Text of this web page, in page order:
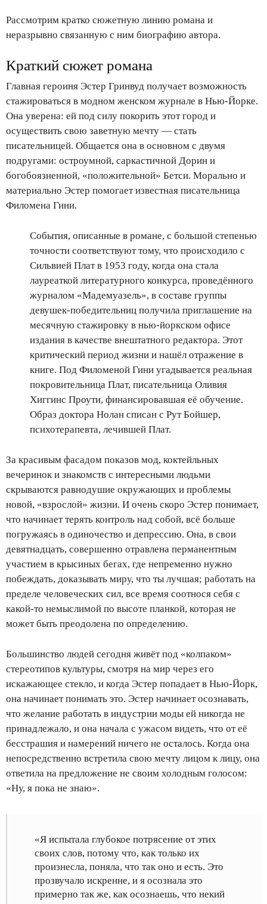
Рассмотрим кратко сюжетную линию романа и
неразрывно связанную с ним биографию автора.
Краткий сюжет романа
Главная героиня Эстер Гринвуд получает возможность
стажироваться в модном женском журнале в Нью-Йорке.
Она уверена: ей под силу покорить этот город и
осуществить свою заветную мечту — стать
писательницей. Общается она в основном с двумя
подругами: остроумной, саркастичной Дорин и
богобоязненной, «положительной» Бетси. Морально и
материально Эстер помогает известная писательница
Филомена Гини.
События, описанные в романе, с большой степенью
точности соответствуют тому, что происходило с
Сильвией Плат в 1953 году, когда она стала
лауреаткой литературного конкурса, проведённого
журналом «Мадемуазель», в составе группы
девушек-победительниц получила приглашение на
месячную стажировку в нью-йоркском офисе
издания в качестве внештатного редактора. Этот
критический период жизни и нашёл отражение в
книге. Под Филоменой Гини угадывается реальная
покровительница Плат, писательница Оливия
Хиггинс Проути, финансировавшая её обучение.
Образ доктора Нолан списан с Рут Бойшер,
психотерапевта, лечившей Плат.
За красивым фасадом показов мод, коктейльных
вечеринок и знакомств с интересными людьми
скрываются равнодушие окружающих и проблемы
новой, «взрослой» жизни. И очень скоро Эстер понимает,
что начинает терять контроль над собой, всё больше
погружаясь в одиночество и депрессию. Она, в свои
девятнадцать, совершенно отравлена перманентным
участием в крысиных бегах, где непременно нужно
побеждать, доказывать миру, что ты лучшая; работать на
пределе человеческих сил, все время соотнося себя с
какой-то немыслимой по высоте планкой, которая не
может быть преодолена по определению.
Большинство людей сегодня живёт под «колпаком»
стереотипов культуры, смотря на мир через его
искажающее стекло, и когда Эстер попадает в Нью-Йорк,
она начинает понимать это. Эстер начинает осознавать,
что желание работать в индустрии моды ей никогда не
принадлежало, и она начала с ужасом видеть, что от её
бесстрашия и намерений ничего не осталось. Когда она
непосредственно встретила свою мечту лицом к лицу, она
ответила на предложение не своим холодным голосом:
«Ну, я пока не знаю».
«Я испытала глубокое потрясение от этих
своих слов, потому что, как только их
произнесла, поняла, что так оно и есть. Это
прозвучало искренне, и я осознала это
примерно так же, как осознаешь, что некий